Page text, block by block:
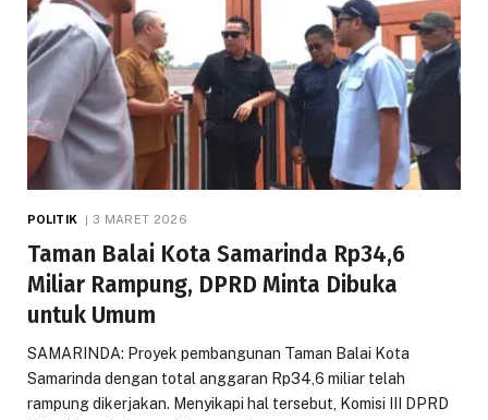
POLITIK 3 MARET 2026
Taman Balai Kota Samarinda Rp34,6
Miliar Rampung, DPRD Minta Dibuka
untuk Umum
SAMARINDA: Proyek pembangunan Taman Balai Kota
Samarinda dengan total anggaran Rp34,6 miliar telah
rampung dikerjakan. Menyikapi hal tersebut, Komisi III DPRD